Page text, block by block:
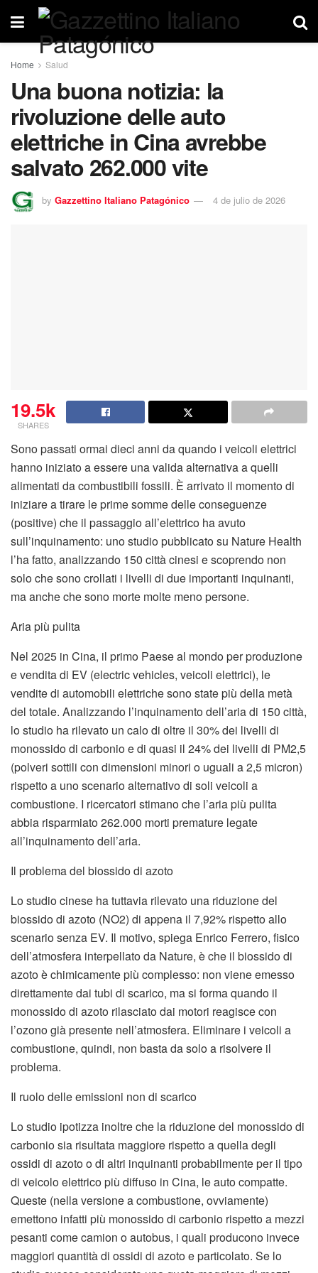
Home Salud
Una buona notizia: la
rivoluzione delle auto
elettriche in Cina avrebbe
salvato 262.000 vite
by Gazzettino Italiano Patagónico 4 de julio de 2026
19.5k
SHARES
Sono passati ormai dieci anni da quando i veicoli elettrici
hanno iniziato a essere una valida alternativa a quelli
alimentati da combustibili fossili. È arrivato il momento di
iniziare a tirare le prime somme delle conseguenze
(positive) che il passaggio all’elettrico ha avuto
sull’inquinamento: uno studio pubblicato su Nature Health
l’ha fatto, analizzando 150 città cinesi e scoprendo non
solo che sono crollati i livelli di due importanti inquinanti,
ma anche che sono morte molte meno persone.
Aria più pulita
Nel 2025 in Cina, il primo Paese al mondo per produzione
e vendita di EV (electric vehicles, veicoli elettrici), le
vendite di automobili elettriche sono state più della metà
del totale. Analizzando l’inquinamento dell’aria di 150 città,
lo studio ha rilevato un calo di oltre il 30% dei livelli di
monossido di carbonio e di quasi il 24% dei livelli di PM2,5
(polveri sottili con dimensioni minori o uguali a 2,5 micron)
rispetto a uno scenario alternativo di soli veicoli a
combustione. I ricercatori stimano che l’aria più pulita
abbia risparmiato 262.000 morti premature legate
all’inquinamento dell’aria.
Il problema del biossido di azoto
Lo studio cinese ha tuttavia rilevato una riduzione del
biossido di azoto (NO2) di appena il 7,92% rispetto allo
scenario senza EV. Il motivo, spiega Enrico Ferrero, fisico
dell’atmosfera interpellato da Nature, è che il biossido di
azoto è chimicamente più complesso: non viene emesso
direttamente dai tubi di scarico, ma si forma quando il
monossido di azoto rilasciato dai motori reagisce con
l’ozono già presente nell’atmosfera. Eliminare i veicoli a
combustione, quindi, non basta da solo a risolvere il
problema.
Il ruolo delle emissioni non di scarico
Lo studio ipotizza inoltre che la riduzione del monossido di
carbonio sia risultata maggiore rispetto a quella degli
ossidi di azoto o di altri inquinanti probabilmente per il tipo
di veicolo elettrico più diffuso in Cina, le auto compatte.
Queste (nella versione a combustione, ovviamente)
emettono infatti più monossido di carbonio rispetto a mezzi
pesanti come camion o autobus, i quali producono invece
maggiori quantità di ossidi di azoto e particolato. Se lo